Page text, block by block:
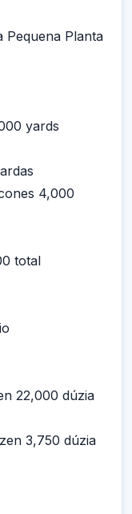
Pequena Planta
yards
4,000
total
22,000 dúzia
3,750 dúzia